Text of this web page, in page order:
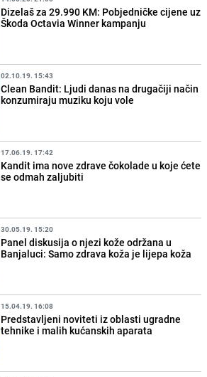
Dizelaš za 29.990 KM: Pobjedničke cijene uz
Škoda Octavia Winner kampanju
02.10.19. 15:43
Clean Bandit: Ljudi danas na drugačiji način
konzumiraju muziku koju vole
17.06.19. 17:42
Kandit ima nove zdrave čokolade u koje ćete
se odmah zaljubiti
30.05.19. 15:20
Panel diskusija o njezi kože održana u
Banjaluci: Samo zdrava koža je lijepa koža
15.04.19. 16:08
Predstavljeni noviteti iz oblasti ugradne
tehnike i malih kućanskih aparata